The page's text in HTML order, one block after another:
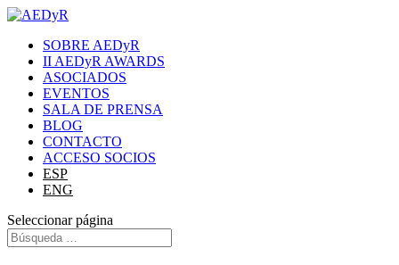
SOBRE AEDyR
II AEDyR AWARDS
ASOCIADOS
EVENTOS
SALA DE PRENSA
BLOG
CONTACTO
ACCESO SOCIOS
ESP
ENG
Seleccionar página